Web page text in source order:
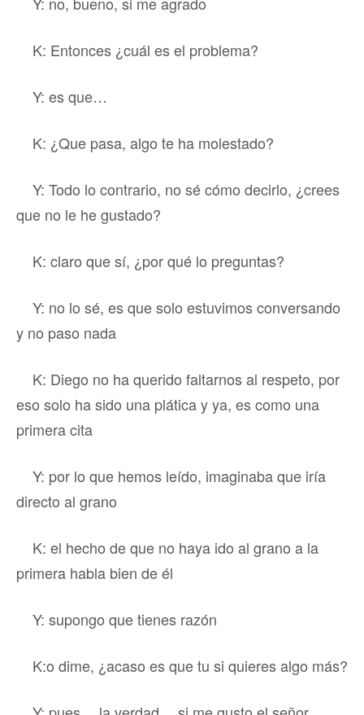
K: Entonces ¿cuál es el problema?
Y: es que…
K: ¿Que pasa, algo te ha molestado?
Y: Todo lo contrario, no sé cómo decirlo, ¿crees
que no le he gustado?
K: claro que sí, ¿por qué lo preguntas?
Y: no lo sé, es que solo estuvimos conversando
y no paso nada
K: Diego no ha querido faltarnos al respeto, por
eso solo ha sido una plática y ya, es como una
primera cita
Y: por lo que hemos leído, imaginaba que iría
directo al grano
K: el hecho de que no haya ido al grano a la
primera habla bien de él
Y: supongo que tienes razón
K:o dime, ¿acaso es que tu si quieres algo más?